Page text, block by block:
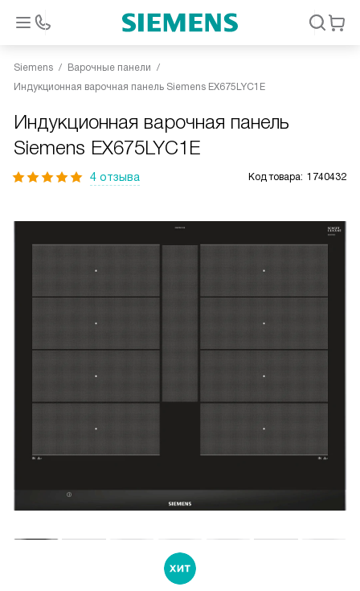
Siemens
Варочные панели
Индукционная варочная панель Siemens EX675LYC1E
Индукционная варочная панель
Siemens EX675LYC1E
4 отзыва Код товара: 1740432